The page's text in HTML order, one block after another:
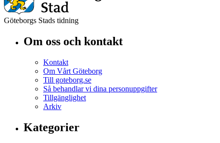
Göteborgs Stads tidning
Om oss och kontakt
Kontakt
Om Vårt Göteborg
Till goteborg.se
Så behandlar vi dina personuppgifter
Tillgänglighet
Arkiv
Kategorier